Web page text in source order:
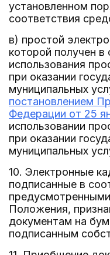
установленном
соответствия
в) простой
которой получен
использования
при оказании
муниципальных
постановлением
Федерации от 25
использовании
при оказании
муниципальных
10. Электронные
подписанные в
Положения,
документам на
подписанным